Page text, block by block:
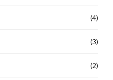
(4)
(3)
(2)